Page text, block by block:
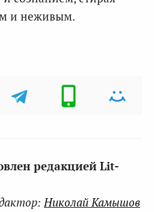
и неживым.
редакцией Lit-
Николай Камышов